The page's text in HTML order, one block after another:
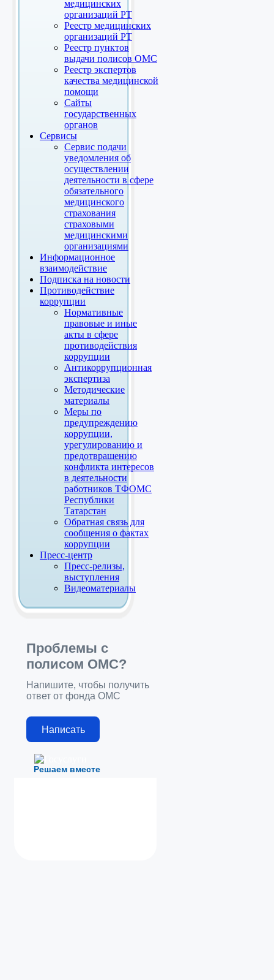
медицинских
организаций РТ
Реестр медицинских
организаций РТ
Реестр пунктов
выдачи полисов ОМС
Реестр экспертов
качества медицинской
помощи
Сайты
государственных
органов
Сервисы
Сервис подачи
уведомления об
осуществлении
деятельности в сфере
обязательного
медицинского
страхования
страховыми
медицинскими
организациями
Информационное
взаимодействие
Подписка на новости
Противодействие
коррупции
Нормативные
правовые и иные
акты в сфере
противодействия
коррупции
Антикоррупционная
экспертиза
Методические
материалы
Меры по
предупреждению
коррупции,
урегулированию и
предотвращению
конфликта интересов
в деятельности
работников ТФОМС
Республики
Татарстан
Обратная связь для
сообщения о фактах
коррупции
Пресс-центр
Пресс-релизы,
выступления
Видеоматериалы
Решаем вместе
Проблемы с
полисом ОМС?
Напишите, чтобы получить
ответ от фонда ОМС
Написать